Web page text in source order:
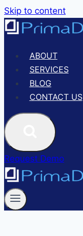
Skip to content
ABOUT
SERVICES
BLOG
CONTACT US
Request Demo